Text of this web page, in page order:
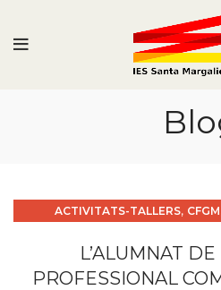
ACTIVITATS-TALLERS, CFGM
L’ALUMNAT
PROFESSIONAL